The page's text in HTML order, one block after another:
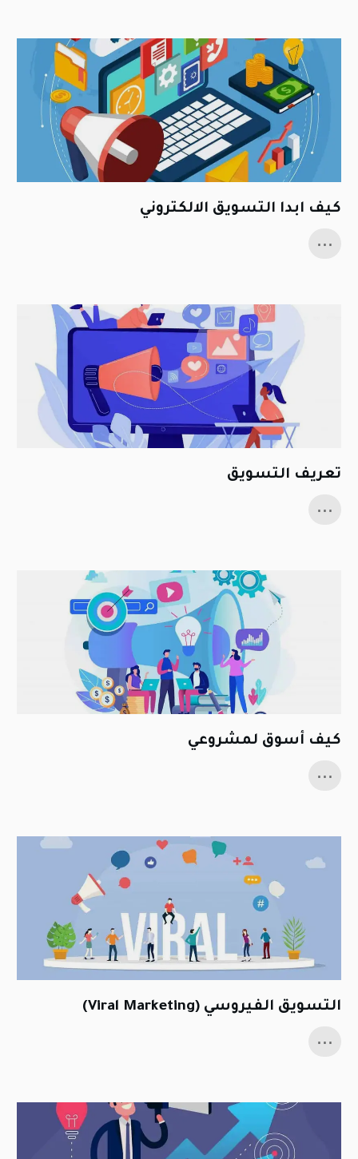
كيف ابدا التسويق الالكتروني
...
تعريف التسويق
...
كيف أسوق لمشروعي
...
التسويق الفيروسي (Viral Marketing)
...